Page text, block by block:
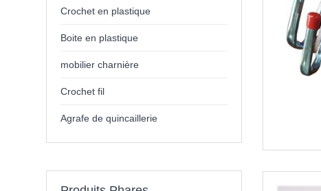
Crochet en plastique
Boite en plastique
mobilier charnière
Crochet fil
Agrafe de quincaillerie